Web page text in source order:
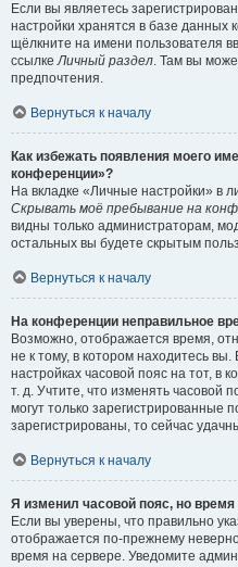
Если вы являетесь
настройки хранятся в базе
щёлкните на имени пользователя
ссылкеЛичный раздел. Там вы
предпочтения.
Вернуться к началу
Как избежать появления моего
конференции»?
На вкладке «Личные настройки» в
Скрывать моё пребывание на
видны только администраторам,
остальных вы будете скрытым
Вернуться к началу
На конференции неправильное
Возможно, отображается время,
не к тому, в котором находитесь
настройках часовой пояс на тот, в
т. д. Учтите, что изменять часовой
могут только зарегистрированные
зарегистрированы, то сейчас
Вернуться к началу
Я изменил часовой пояс, но
Если вы уверены, что правильно
отображается по-прежнему
время на сервере. Уведомите